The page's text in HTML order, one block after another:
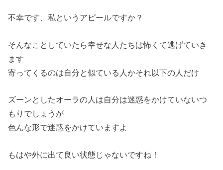
不幸です、私というアピールですか？
そんなことしていたら幸せな人たちは怖くて逃げていき
ます
寄ってくるのは自分と似ている人かそれ以下の人だけ
ズーンとしたオーラの人は自分は迷惑をかけていないつ
もりでしょうが
色んな形で迷惑をかけていますよ
もはや外に出て良い状態じゃないですね！